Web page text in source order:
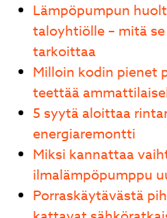
Lämpöpumpun
taloyhtiölle – mitä
tarkoittaa
Milloin kodin pienet
teettää
5 syytä aloittaa
energiaremontti
Miksi kannattaa
ilmalämpöpumppu
Porraskäytävästä